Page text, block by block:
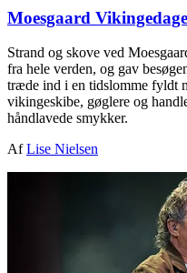
Moesgaard Vikingedage
Strand og skove ved
fra hele verden, og gav
træde ind i en tidslomme fyldt
vikingeskibe, gøglere og
håndlavede smykker.
AfLise Nielsen